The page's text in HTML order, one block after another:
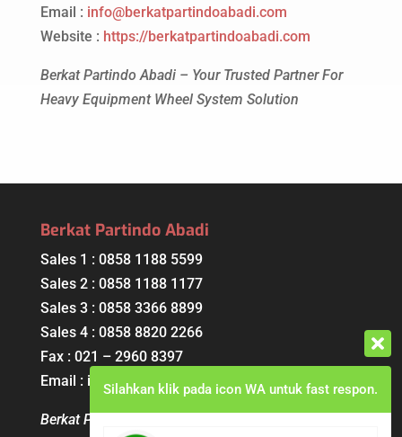
Email : info@berkatpartindoabadi.com
Website : https://berkatpartindoabadi.com
Berkat Partindo Abadi – Your Trusted Partner For
Heavy Equipment Wheel System Solution
Berkat Partindo Abadi
Sales 1 : 0858 1188 5599
Sales 2 : 0858 1188 1177
Sales 3 : 0858 3366 8899
Sales 4 : 0858 8820 2266
Fax : 021 – 2960 8397
Email : info@berkatpartindoabadi.com
Berkat Partindo Abadi – Your Trusted Partner For
Silahkan klik pada icon WA untuk fast respon.